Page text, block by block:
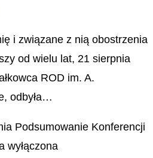
i związane z nią obostrzenia
od wielu lat, 21 sierpnia
ROD im. A.
odbyła…
Podsumowanie Konferencji
wyłączona